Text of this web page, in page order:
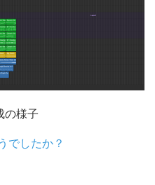
の様子
でしたか？